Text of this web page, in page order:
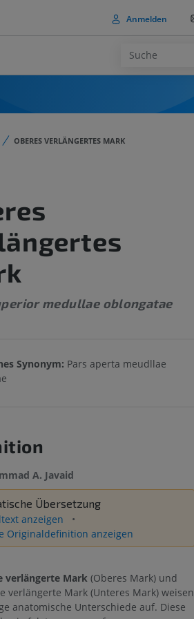
Anmelden
OBERES VERLÄNGERTES MARK
medullae oblongatae
Synonym: Pars aperta meudllae
A. Javaid
Übersetzung
anzeigen
Originaldefinition anzeigen
verlängerte Mark(Oberes Mark) und
verlängerte Mark (Unteres Mark) weisen
anatomische Unterschiede auf. Diese